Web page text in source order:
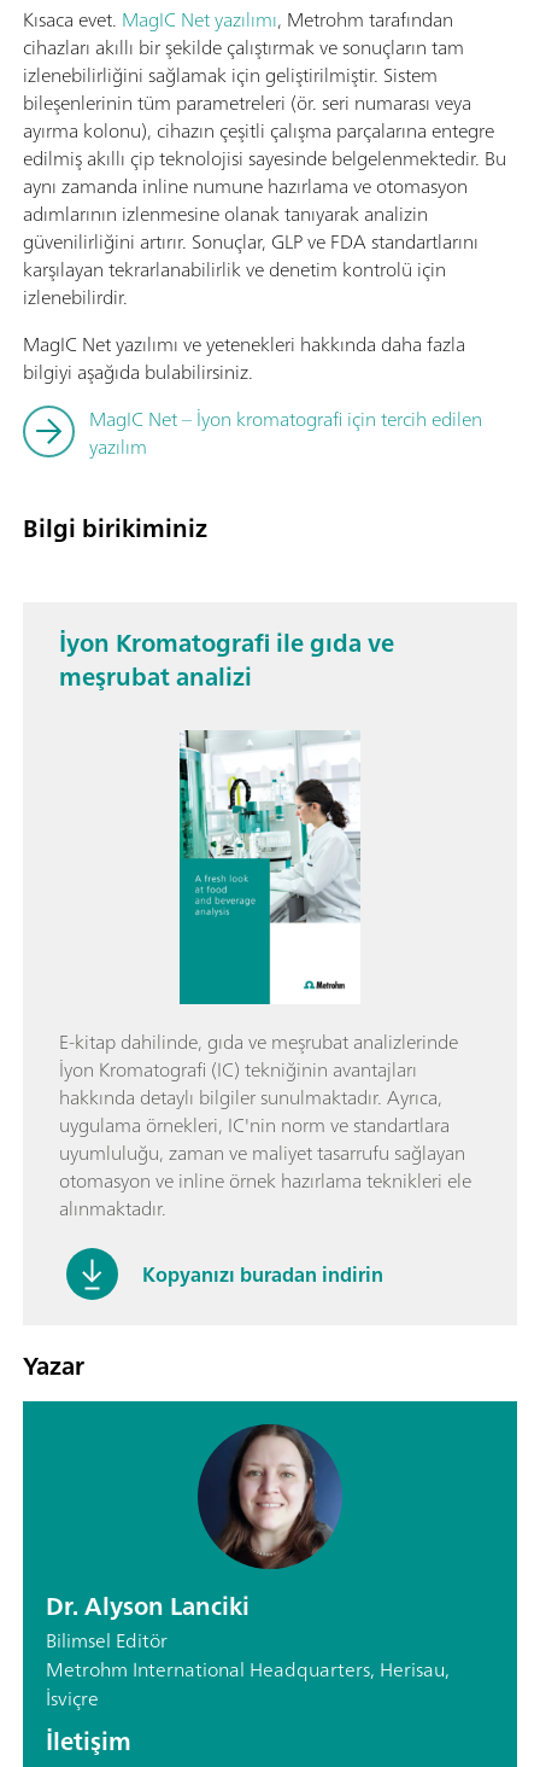
Kısaca evet. MagIC Net yazılımı, Metrohm tarafından
cihazları akıllı bir şekilde çalıştırmak ve sonuçların tam
izlenebilirliğini sağlamak için geliştirilmiştir. Sistem
bileşenlerinin tüm parametreleri (ör. seri numarası veya
ayırma kolonu), cihazın çeşitli çalışma parçalarına entegre
edilmiş akıllı çip teknolojisi sayesinde belgelenmektedir. Bu
aynı zamanda inline numune hazırlama ve otomasyon
adımlarının izlenmesine olanak tanıyarak analizin
güvenilirliğini artırır. Sonuçlar, GLP ve FDA standartlarını
karşılayan tekrarlanabilirlik ve denetim kontrolü için
izlenebilirdir.
MagIC Net yazılımı ve yetenekleri hakkında daha fazla
bilgiyi aşağıda bulabilirsiniz.
MagIC Net –İyon kromatografi için tercih edilen
yazılım
Bilgi birikiminiz
İyon Kromatografi ile gıda ve
meşrubat analizi
E-kitap dahilinde, gıda ve meşrubat analizlerinde
İyon Kromatografi (IC) tekniğinin avantajları
hakkında detaylı bilgiler sunulmaktadır. Ayrıca,
uygulama örnekleri, IC'nin norm ve standartlara
uyumluluğu, zaman ve maliyet tasarrufu sağlayan
otomasyon ve inline örnek hazırlama teknikleri ele
alınmaktadır.
Kopyanızı buradan indirin
Yazar
Dr. Alyson Lanciki
Bilimsel Editör
Metrohm International Headquarters, Herisau,
İsviçre
İletişim